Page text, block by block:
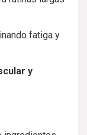
fatiga y
y